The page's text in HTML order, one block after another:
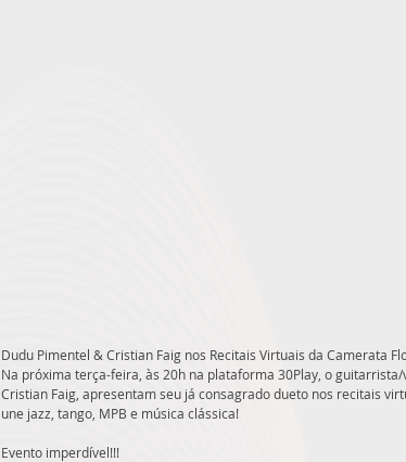
Dudu Pimentel & Cristian Faig nos Recitais Virtuais da Camerata
Na próxima terça-feira, às 20h na plataforma 30Play, o
Cristian Faig, apresentam seu já consagrado dueto nos recitais
une jazz, tango, MPB e música clássica!
Evento imperdível!!!